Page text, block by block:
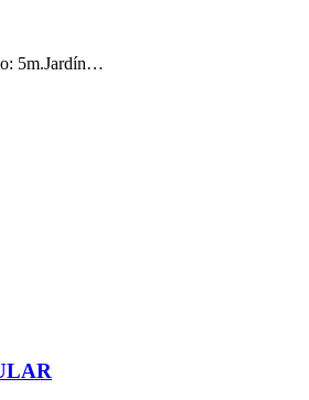
5m.Jardín…